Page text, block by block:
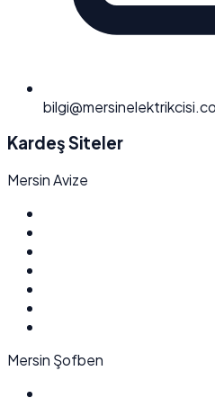
Kardeş Siteler
Mersin Avize
Mersin Şofben